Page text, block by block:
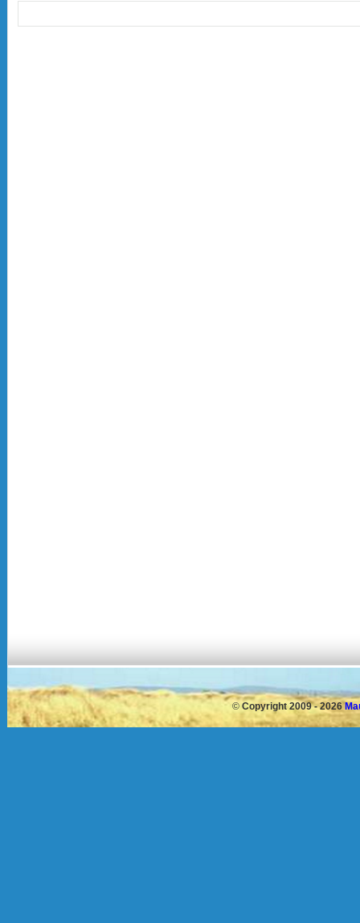
© Copyright 2009 - 2026